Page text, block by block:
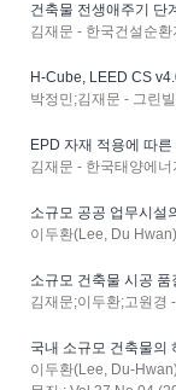
건축물 전생애주기 단
김재문 - 한국건설순
H-Cube, LEED CS
박정민;김재문 - 그린
EPD 자재 적용에 따
김재문 - 한국태양에
소규모 공공 업무시설
이두환(Lee, Du
소규모 건축물 시공
김재문;이두환;고원경
국내 소규모 건축물의
이두환(Lee, Du-